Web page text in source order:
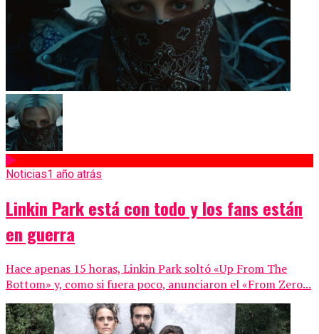
Noticias1 año atrás
Linkin Park está con todo y los fans están
en guerra
Hace apenas 15 horas, Linkin Park soltó «Up From The
Bottom» y, como si fuera poco, anunciaron el «From Zero...